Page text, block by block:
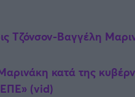
Τζόνσον-Βαγγέλη
κατά της
(vid)